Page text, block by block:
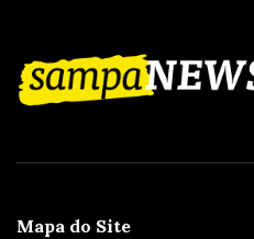
Mapa do Site